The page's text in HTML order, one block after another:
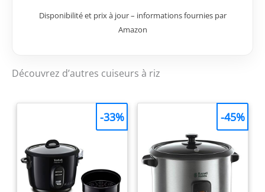
Disponibilité et prix à jour – informations fournies par
Amazon
Découvrez d’autres cuiseurs à riz
-33% -45%